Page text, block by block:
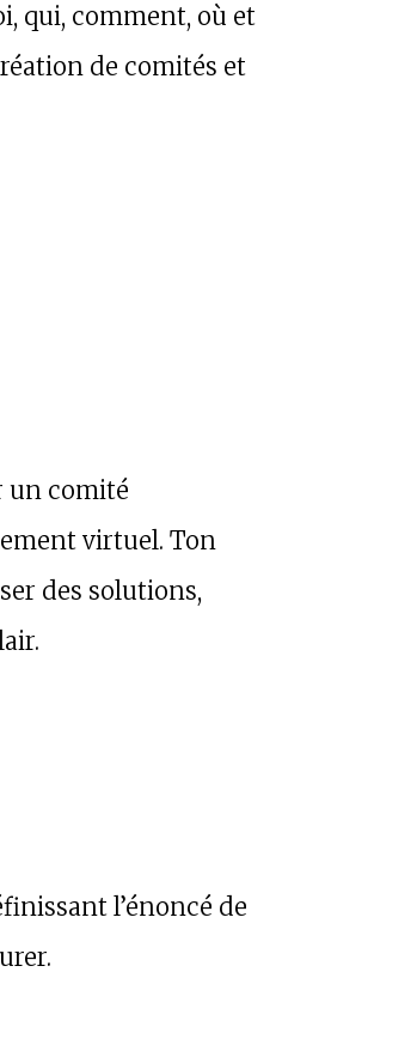
qui, comment, où et
de comités et
un comité
virtuel. Ton
des solutions,
l’énoncé de